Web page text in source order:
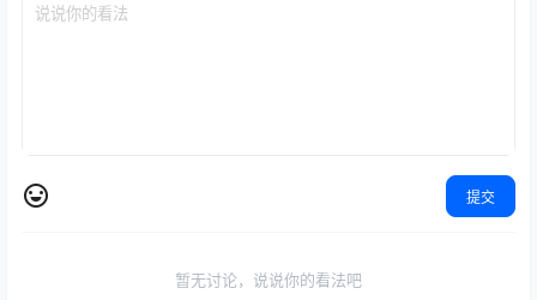
提交
暂无讨论，说说你的看法吧